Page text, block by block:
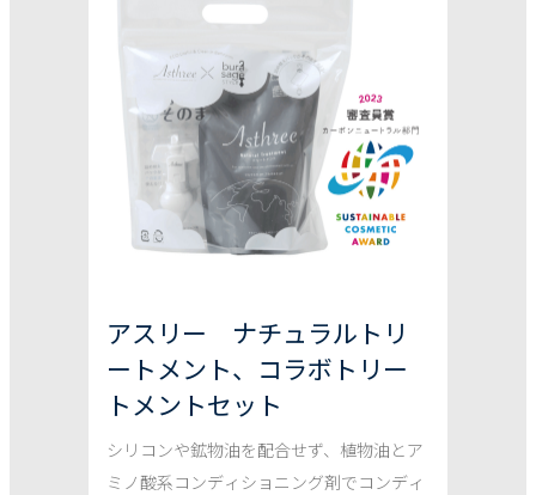
アスリー ナチュラルトリ
ートメント、コラボトリー
トメントセット
シリコンや鉱物油を配合せず、植物油とア
ミノ酸系コンディショニング剤でコンディ